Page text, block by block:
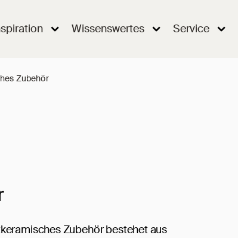
Wissenswertes Service
Zubehör
Zubehör bestehet aus